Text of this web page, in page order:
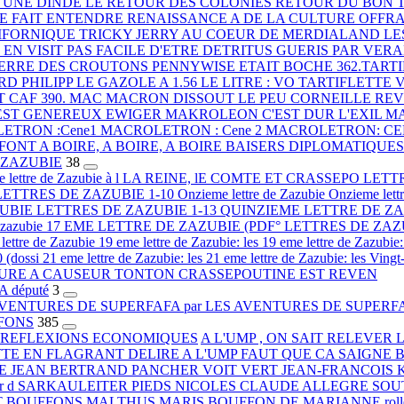
FAIT ENTENDRE RENAISSANCE A DE LA CULTURE
TRICKY JERRY AU COEUR DE MERDIALAND
EN VISIT PAS FACILE D'ETRE DETRITUS GUERIS PAR
DES CROUTONS PENNYWISE ETAIT BOCHE
PHILIPPLE GAZOLE A 1.56 LE LITRE : VO TARTIFLETTE
CAF 390. MAC MACRON DISSOUT LE PEU CORNEILLE
GENEREUX EWIGER MAKROLEON C'EST DUR L'EXIL
:Cene1 MACROLETRON : Cene 2 MACROLETRON:
A BOIRE, A BOIRE, A BOIRE BAISERS
38
lettre de Zazubie à l LA REINE, lE COMTE ET CRASSEPO
DE ZAZUBIE 1-10 Onzieme lettre de Zazubie Onzieme
LETTRES DE ZAZUBIE 1-13 QUINZIEME LETTRE DE
17 EME LETTRE DE ZAZUBIE (PDF° LETTRES DE
de Zazubie 19 eme lettre de Zazubie: les 19 eme lettre de
21 eme lettre de Zazubie: les 21 eme lettre de Zazubie: les
A CAUSEUR TONTON CRASSEPOUTINE EST REVEN
député 3
DE SUPERFAFA parLES AVENTURES DE
385
ECONOMIQUES A L'UMP , ON SAIT RELEVER
EN FLAGRANT DELIRE A L'UMP FAUT QUE CA SAIGNE
JEAN BERTRAND PANCHER VOIT VERT JEAN-FRANCOIS
d SARKAULEITER PIEDS NICOLES CLAUDE ALLEGRE